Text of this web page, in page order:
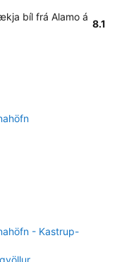
bíl frá Alamo á
8.1
- Kastrup-